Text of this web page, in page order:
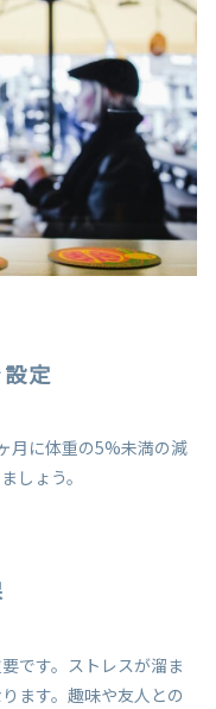
定
月に体重の5%未満の減
しょう。
です。ストレスが溜ま
ます。趣味や友人との